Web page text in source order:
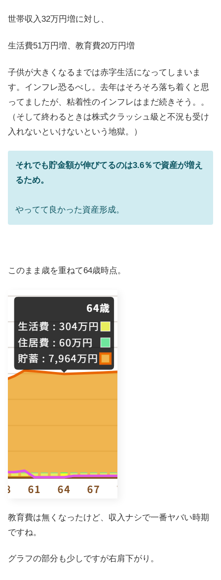
世帯収入32万円増に対し、
生活費51万円増、教育費20万円増
子供が大きくなるまでは赤字生活になってしまいま
す。インフレ恐るべし。去年はそろそろ落ち着くと思
ってましたが、粘着性のインフレはまだ続きそう。。
（そして終わるときは株式クラッシュ級と不況も受け
入れないといけないという地獄。）
それでも貯金額が伸びてるのは3.6％で資産が増え
るため。
やってて良かった資産形成。
このまま歳を重ねて64歳時点。
教育費は無くなったけど、収入ナシで一番ヤバい時期
ですね。
グラフの部分も少しですが右肩下がり。